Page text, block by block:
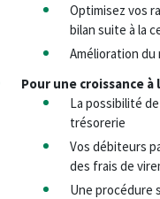
Optimisez vos
bilan suite à la
Amélioration
Pour une croissance
La possibilité
trésorerie
Vos débiteurs
des frais de
Une procédure